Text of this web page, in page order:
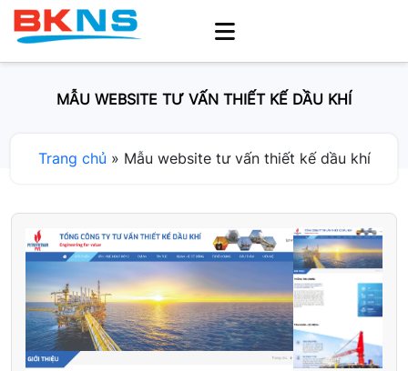
MẪU WEBSITE TƯ VẤN THIẾT KẾ DẦU KHÍ
Trang chủ » Mẫu website tư vấn thiết kế dầu khí